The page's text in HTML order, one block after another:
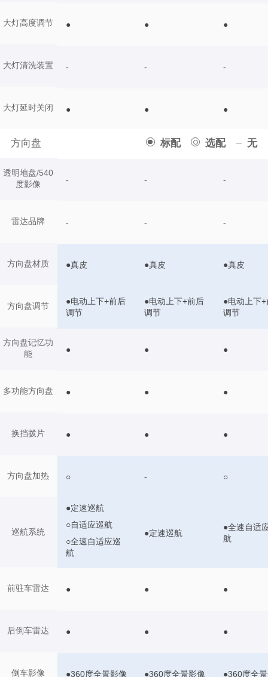
大灯高度调节
大灯清洗装置
大灯延时关闭
方向盘 标配 选配 无
透明地盘/540
度影像
雷达品牌
方向盘材质
方向盘调节
方向盘记忆功
能
多功能方向盘
换挡拨片
方向盘加热
巡航系统
前驻车雷达
后倒车雷达
倒车影像
● ● ●
- - -
● ● ●
- - -
- - -
●真皮 ●真皮 ●真皮
●电动上下+前后
调节
●电动上下+前后
调节
●电动上下
调节
● ● ●
● ● ●
● ● ●
○ - ○
●定速巡航
○自适应巡航
○全速自适应巡
航
●定速巡航
●全速自适
航
● ● ●
● ● ●
●360度全景影像 ●360度全景影像 ●360度全